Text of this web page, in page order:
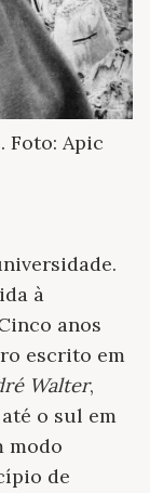
Foto: Apic
à
anos
escrito em
Walter,
o sul em
modo
de